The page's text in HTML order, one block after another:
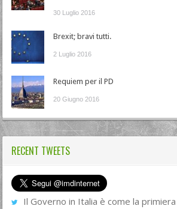
30 Luglio 2016
Brexit; bravi tutti.
2 Luglio 2016
Requiem per il PD
20 Giugno 2016
RECENT TWEETS
Il Governo in Italia è come la primiera